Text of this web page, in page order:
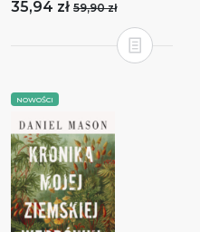
35,94 zł 59,90 zł
NOWOŚCI